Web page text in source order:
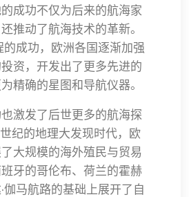
成功不仅为后来的航海家
推动了航海技术的革新。
的成功，欧洲各国逐渐加强
资，开发出了更多先进的
精确的星图和导航仪器。
激发了后世更多的航海探
纪的地理大发现时代，欧
大规模的海外殖民与贸易
牙的哥伦布、荷兰的霍赫
伽马航路的基础上展开了自